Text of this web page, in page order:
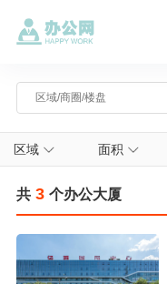
区域 面积
共 3 个办公大厦